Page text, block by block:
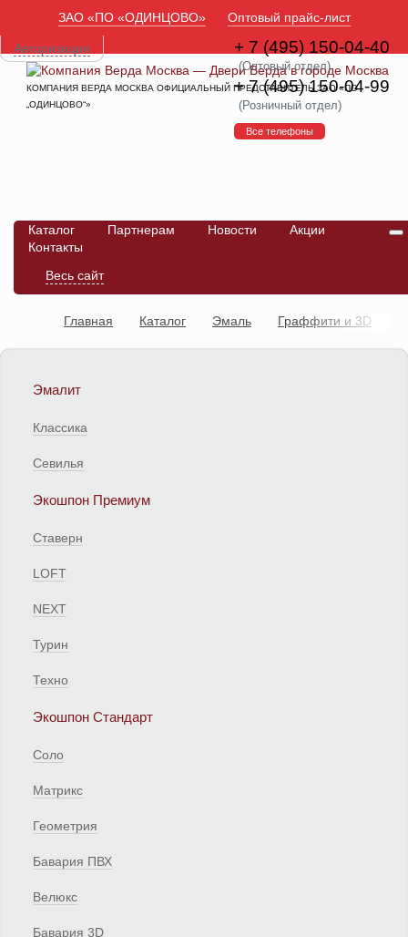
ЗАО «ПО «ОДИНЦОВО» Оптовый прайс-лист
Авторизация
КОМПАНИЯ ВЕРДА МОСКВА ОФИЦИАЛЬНЫЙ ПРЕДСТАВИТЕЛЬ ЗАО «ПО
„ОДИНЦОВО“»
+ 7 (495) 150-04-40
(Оптовый отдел)
+ 7 (495) 150-04-99
(Розничный отдел)
Все телефоны
Каталог Партнерам Новости
Акции
Контакты
Весь сайт
Главная Каталог Эмаль
Граффити и 3D
Эмалит
Классика
Севилья
Экошпон Премиум
Ставерн
LOFT
NEXT
Турин
Техно
Экошпон Стандарт
Соло
Матрикс
Геометрия
Бавария ПВХ
Велюкс
Бавария 3D